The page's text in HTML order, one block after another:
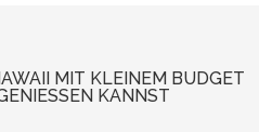
MIT KLEINEM BUDGET
KANNST